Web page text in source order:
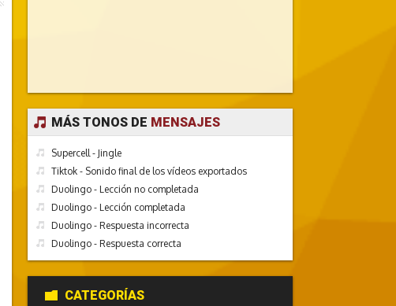
MÁS TONOS DE MENSAJES
Supercell - Jingle
Tiktok - Sonido final de los vídeos exportados
Duolingo - Lección no completada
Duolingo - Lección completada
Duolingo - Respuesta incorrecta
Duolingo - Respuesta correcta
CATEGORÍAS